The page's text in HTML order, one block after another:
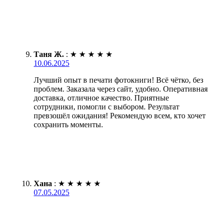
Таня Ж. : ★ ★ ★ ★ ★
10.06.2025
Лучший опыт в печати фотокниги! Всё чётко, без
проблем. Заказала через сайт, удобно. Оперативная
доставка, отличное качество. Приятные
сотрудники, помогли с выбором. Результат
превзошёл ожидания! Рекомендую всем, кто хочет
сохранить моменты.
Хана : ★ ★ ★ ★ ★
07.05.2025